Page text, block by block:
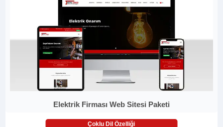
Elektrik Firması Web Sitesi Paketi
Çoklu Dil Özelliği